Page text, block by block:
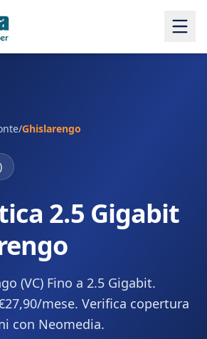
/Ghislarengo
)
2.5 Gigabit
(VC) Fino a 2.5 Gigabit.
mese. Verifica copertura
con Neomedia.